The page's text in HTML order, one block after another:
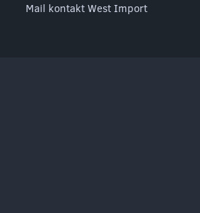
Mail kontakt West Import